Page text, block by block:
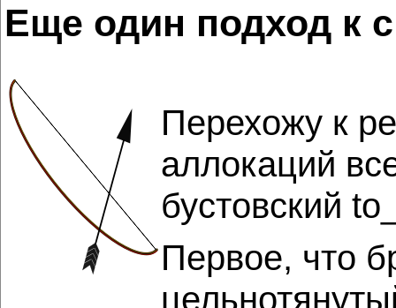
Еще один подход к
Перехожу к
аллокаций
бустовский
Первое, что